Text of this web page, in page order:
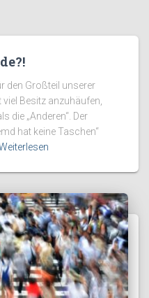
den Großteil unserer
Besitz anzuhäufen,
die „Anderen“. Der
hat keine Taschen“